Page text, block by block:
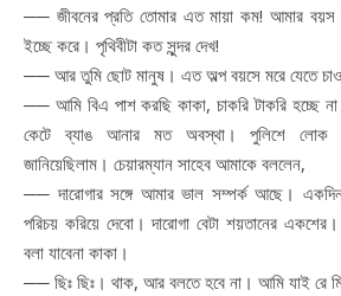
── জীবনের প্রতি তোমার এত মায়া কম! আমার বয়স
ইচ্ছে করে। পৃথিবীটা কত সুন্দর দেখ!
── আর তুমি ছোট মানুষ। এত অল্প বয়সে মরে যেতে
── আমি বিএ পাশ করছি কাকা, চাকরি টাকরি হচ্ছে
কেটে ব্যাঙ আনার মত অবস্থা। পুলিশে লোক
জানিয়েছিলাম। চেয়ারম্যান সাহেব আমাকে বললেন,
── দারোগার সঙ্গে আমার ভাল সম্পর্ক আছে। একদিন
পরিচয় করিয়ে দেবো। দারোগা বেটা শয়তানের
বলা যাবেনা কাকা।
── ছিঃ ছিঃ। থাক, আর বলতে হবে না। আমি যাই রে